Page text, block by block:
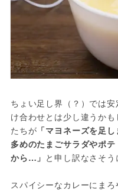
ちょい足し界（？）では
け合わせとは少し違うか
たちが 「マヨネーズを足
多めのたまごサラダやポ
から…」 と申し訳なさそう
スパイシーなカレーにま